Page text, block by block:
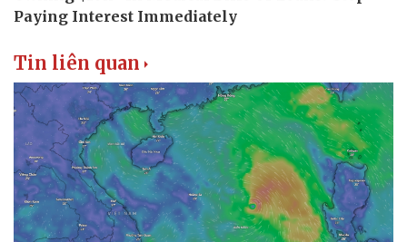
Thế giới thể thao
eSports
Tư vấn
Tin liên quan